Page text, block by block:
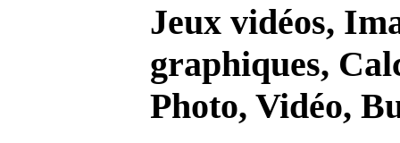
Jeux vidéos,
graphiques,
Photo, Vidéo,